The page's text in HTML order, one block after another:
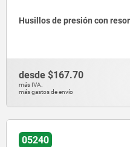
Husillos de presión con
desde $167.70
más IVA.
más gastos de envío
05240